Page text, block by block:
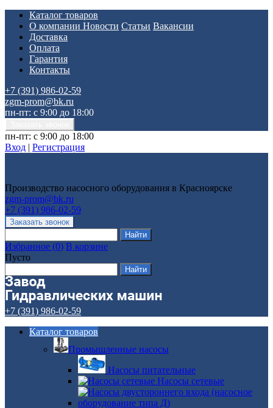
Каталог товаров
О компании Новости Статьи Вакансии
Доставка
Оплата
Гарантия
Контакты
+7 (391) 986-02-59
zgm-prom@bk.ru
пн-пт: с 9:00 до 18:00
пн-пт: с 9:00 до 18:00
Вход | Регистрация
Производство насосного оборудования в Красноярске
zgm-prom@bk.ru
+7 (391) 986-02-59
Избранное (0) В корзине
Пусто
+7 (391) 986-02-59
Каталог товаров
Промышленные насосы
Насосы питательные
Насосы сетевые